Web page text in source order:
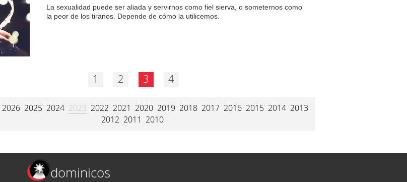
La sexualidad puede ser aliada y servirnos como fiel sierva, o someternos como
la peor de los tiranos. Depende de cómo la utilicemos.
1 2 3 4
2026 2025 2024 2023 2022 2021 2020 2019 2018 2017 2016 2015 2014 2013
2012 2011 2010
dominicos